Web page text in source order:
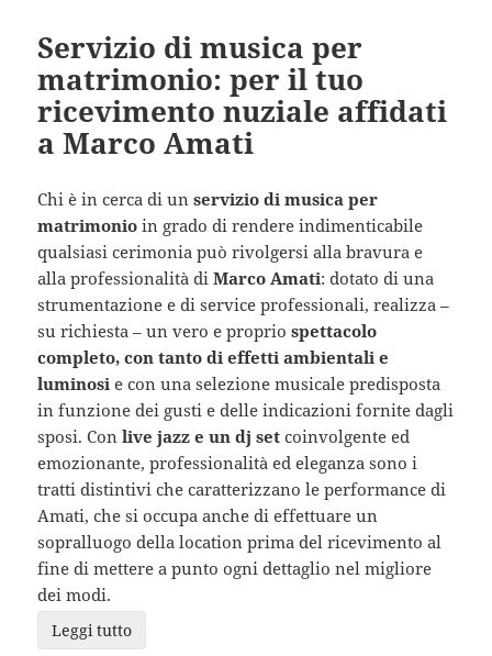
Servizio di musica per
matrimonio: per il tuo
ricevimento nuziale affidati
a Marco Amati
Chi è in cerca di unservizio di musica per
matrimonio in grado di rendere indimenticabile
qualsiasi cerimonia può rivolgersi alla bravura e
alla professionalità diMarco Amati: dotato di una
strumentazione e di service professionali, realizza –
su richiesta – un vero e propriospettacolo
completo, con tanto di effetti ambientali e
luminosi e con una selezione musicale predisposta
in funzione dei gusti e delle indicazioni fornite dagli
sposi. Conlive jazz e un dj set coinvolgente ed
emozionante, professionalità ed eleganza sono i
tratti distintivi che caratterizzano le performance di
Amati, che si occupa anche di effettuare un
sopralluogo della location prima del ricevimento al
fine di mettere a punto ogni dettaglio nel migliore
dei modi.
Leggi tutto